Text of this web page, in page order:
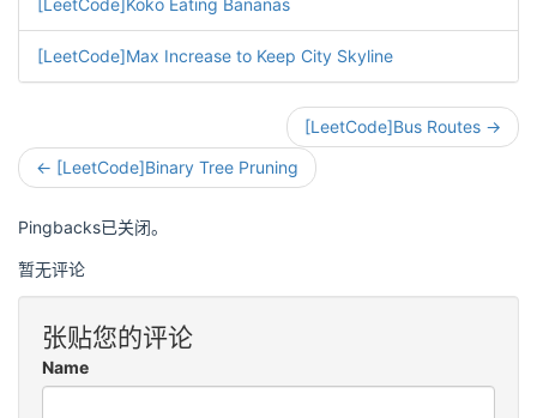
[LeetCode]Koko Eating Bananas
[LeetCode]Max Increase to Keep City Skyline
[LeetCode]Bus Routes →
← [LeetCode]Binary Tree Pruning
Pingbacks已关闭。
暂无评论
张贴您的评论
Name